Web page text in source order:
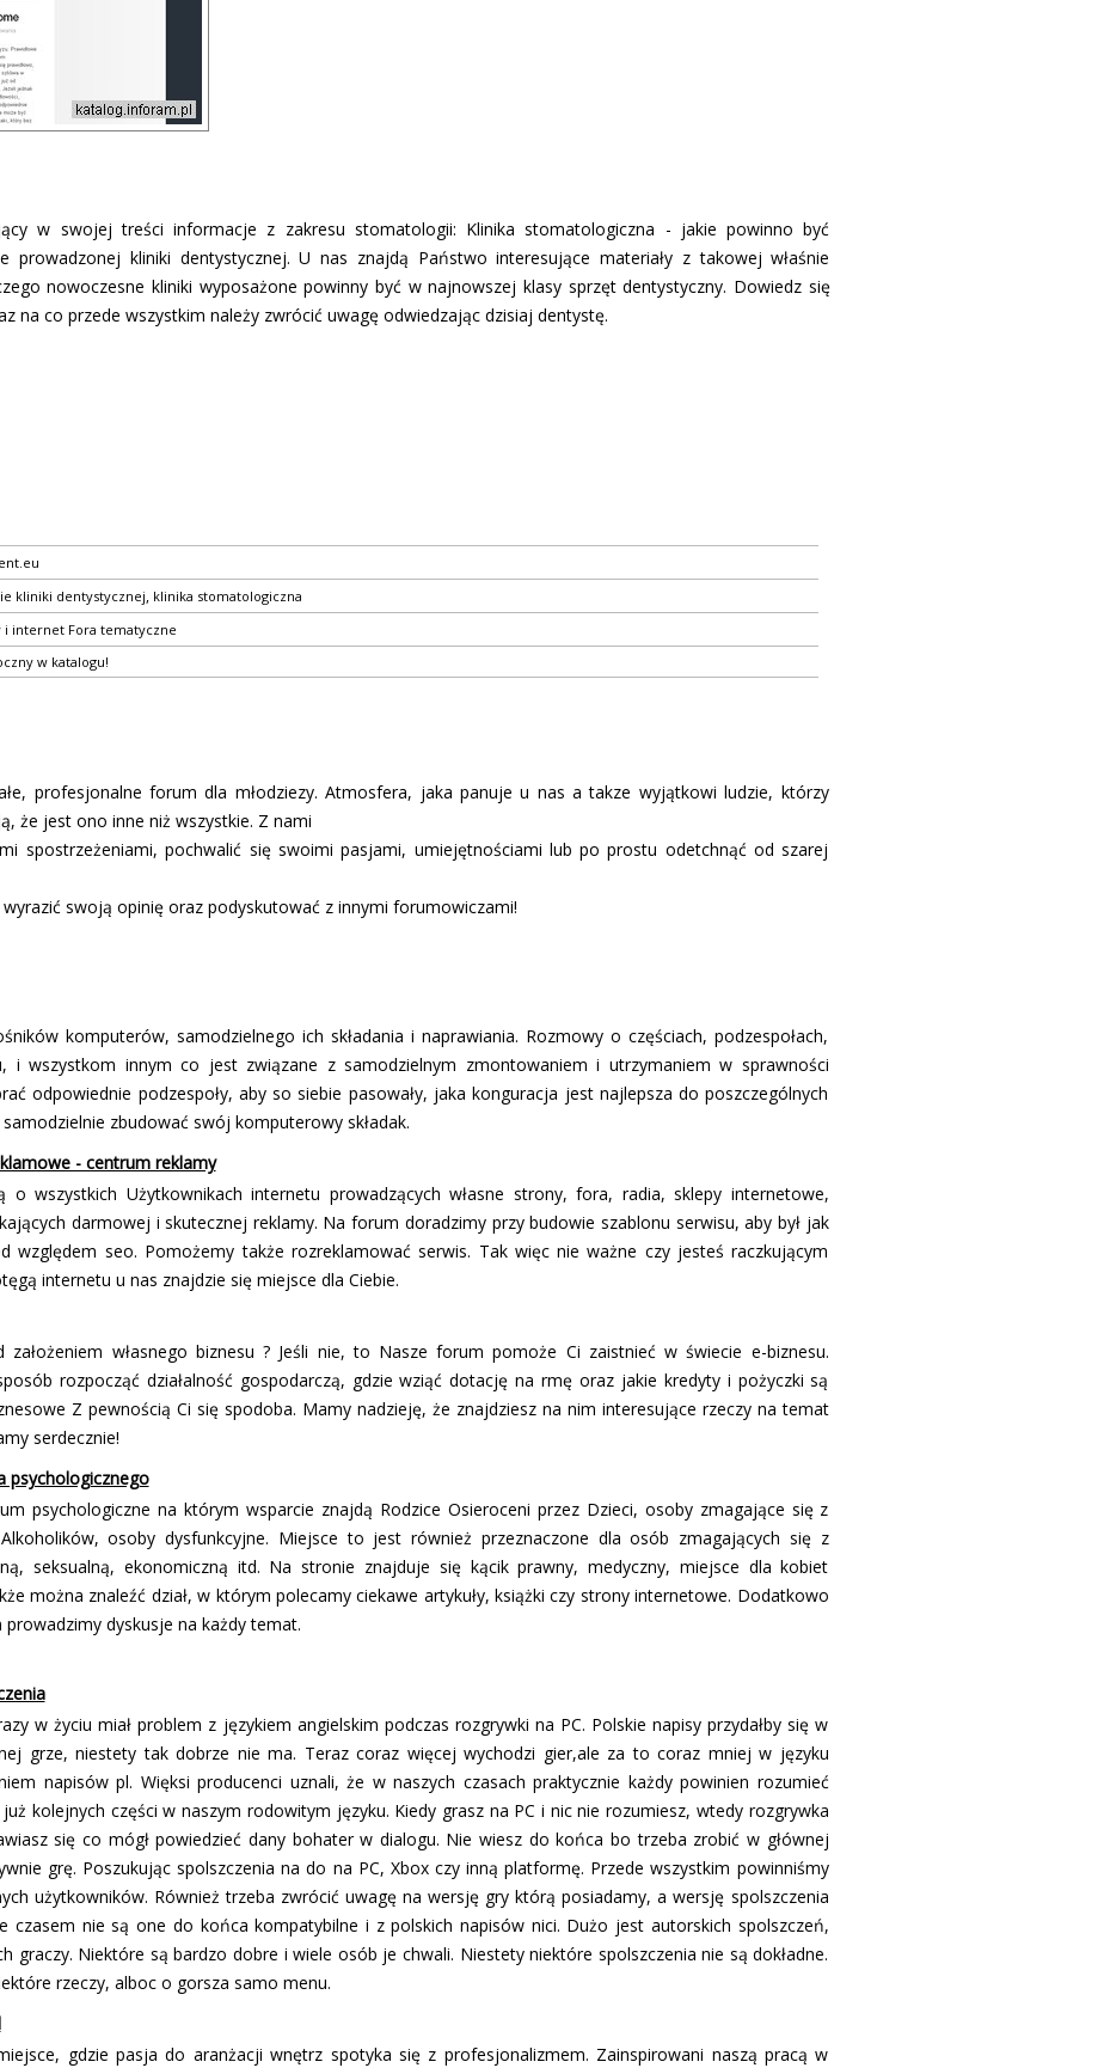
w swojej treści informacje z zakresu stomatologii: Klinika stomatologiczna - jakie powinno być
prowadzonej kliniki dentystycznej. U nas znajdą Państwo interesujące materiały z takowej właśnie
nowoczesne kliniki wyposażone powinny być w najnowszej klasy sprzęt dentystyczny. Dowiedz się
na co przede wszystkim należy zwrócić uwagę odwiedzając dzisiaj dentystę.
kliniki dentystycznej, klinika stomatologiczna
i internet Fora tematyczne
w katalogu!
profesjonalne forum dla młodziezy. Atmosfera, jaka panuje u nas a takze wyjątkowi ludzie, którzy
że jest ono inne niż wszystkie. Z nami
spostrzeżeniami, pochwalić się swoimi pasjami, umiejętnościami lub po prostu odetchnąć od szarej
swoją opinię oraz podyskutować z innymi forumowiczami!
komputerów, samodzielnego ich składania i naprawiania. Rozmowy o częściach, podzespołach,
i wszystkom innym co jest związane z samodzielnym zmontowaniem i utrzymaniem w sprawności
odpowiednie podzespoły, aby so siebie pasowały, jaka konfiguracja jest najlepsza do poszczególnych
zbudować swój komputerowy składak.
- centrum reklamy
o wszystkich Użytkownikach internetu prowadzących własne strony, fora, radia, sklepy internetowe,
darmowej i skutecznej reklamy. Na forum doradzimy przy budowie szablonu serwisu, aby był jak
względem seo. Pomożemy także rozreklamować serwis. Tak więc nie ważne czy jesteś raczkującym
internetu u nas znajdzie się miejsce dla Ciebie.
założeniem własnego biznesu ? Jeśli nie, to Nasze forum pomoże Ci zaistnieć w świecie e-biznesu.
rozpocząć działalność gospodarczą, gdzie wziąć dotację na firmę oraz jakie kredyty i pożyczki są
Z pewnością Ci się spodoba. Mamy nadzieję, że znajdziesz na nim interesujące rzeczy na temat
serdecznie!
psychologicznego
psychologiczne na którym wsparcie znajdą Rodzice Osieroceni przez Dzieci, osoby zmagające się z
osoby dysfunkcyjne. Miejsce to jest również przeznaczone dla osób zmagających się z
seksualną, ekonomiczną itd. Na stronie znajduje się kącik prawny, medyczny, miejsce dla kobiet
można znaleźć dział, w którym polecamy ciekawe artykuły, książki czy strony internetowe. Dodatkowo
prowadzimy dyskusje na każdy temat.
w życiu miał problem z językiem angielskim podczas rozgrywki na PC. Polskie napisy przydałby się w
grze, niestety tak dobrze nie ma. Teraz coraz więcej wychodzi gier,ale za to coraz mniej w języku
napisów pl. Więksi producenci uznali, że w naszych czasach praktycznie każdy powinien rozumieć
kolejnych części w naszym rodowitym języku. Kiedy grasz na PC i nic nie rozumiesz, wtedy rozgrywka
się co mógł powiedzieć dany bohater w dialogu. Nie wiesz do końca bo trzeba zrobić w głównej
grę. Poszukując spolszczenia na do na PC, Xbox czy inną platformę. Przede wszystkim powinniśmy
użytkowników. Również trzeba zwrócić uwagę na wersję gry którą posiadamy, a wersję spolszczenia
czasem nie są one do końca kompatybilne i z polskich napisów nici. Dużo jest autorskich spolszczeń,
graczy. Niektóre są bardzo dobre i wiele osób je chwali. Niestety niektóre spolszczenia nie są dokładne.
rzeczy, alboc o gorsza samo menu.
gdzie pasja do aranżacji wnętrz spotyka się z profesjonalizmem. Zainspirowani naszą pracą w